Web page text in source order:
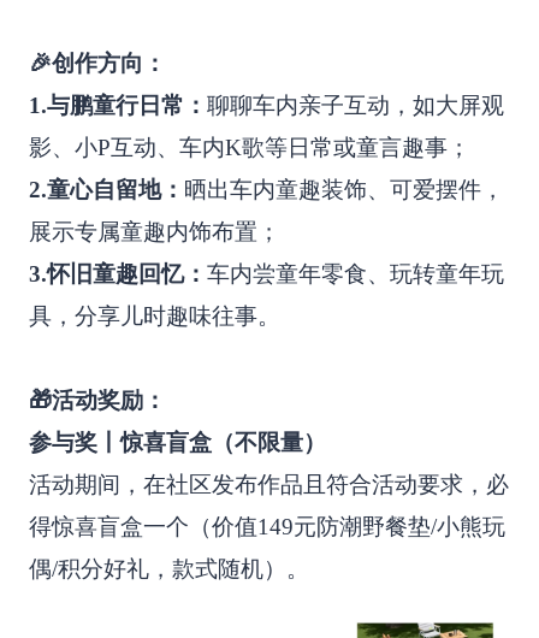
🎉创作方向：
1.与鹏童行日常： 聊聊车内亲子互动，如大屏观
影、小P互动、车内K歌等日常或童言趣事；
2.童心自留地： 晒出车内童趣装饰、可爱摆件，
展示专属童趣内饰布置；
3.怀旧童趣回忆： 车内尝童年零食、玩转童年玩
具，分享儿时趣味往事。
🎁活动奖励：
参与奖丨惊喜盲盒（不限量）
活动期间，在社区发布作品且符合活动要求，必
得惊喜盲盒一个（价值149元防潮野餐垫/小熊玩
偶/积分好礼，款式随机）。